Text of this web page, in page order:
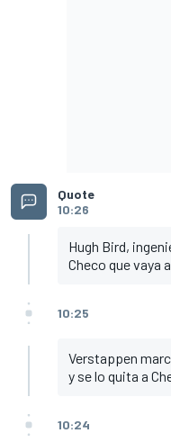
Quote
10:26
Hugh Bird,
Checo que vaya
10:25
Verstappen
y se lo quita a
10:24